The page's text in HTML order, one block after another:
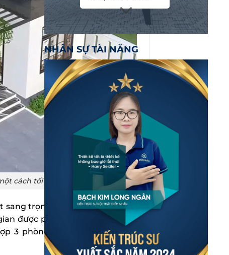
cách tối ưu, hiệu quả
trọng hoặc mái bằng hiện
được phân chia khoa học với
3 phòng ngủ bố trí tách biệt
NHÂN SỰ TÀI NĂNG